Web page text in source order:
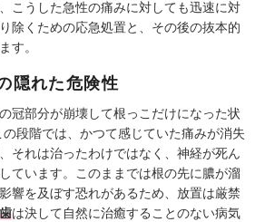
こうした急性の痛みに対しても迅速に対
除くための応急処置と、その後の抜本的
す。
隠れた危険性
冠部分が崩壊して根っこだけになった状
段階では、かつて感じていた痛みが消失
それは治ったわけではなく、神経が死ん
ています。このままでは根の先に膿が溜
響を及ぼす恐れがあるため、放置は厳禁
は決して自然に治癒することのない病気